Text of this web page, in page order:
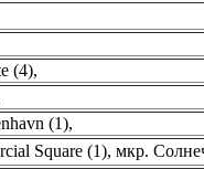
(4),
(1),
Square (1), мкр.